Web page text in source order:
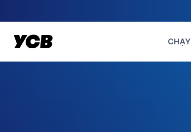
to
content
CHẠY